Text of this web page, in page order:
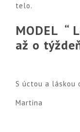
telo.
MODEL “
až o
S úctou a láskou
Martina